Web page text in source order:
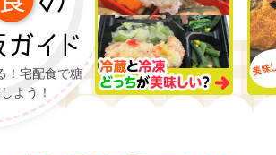
！宅配食で糖
よう！